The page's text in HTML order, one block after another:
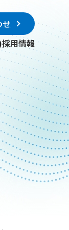
せ
採用情報